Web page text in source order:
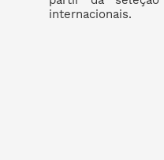
internacionais.